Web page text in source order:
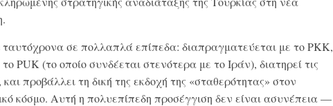
σε πολλαπλά επίπεδα: διαπραγματεύεται με το PKK,
PUK (το οποίο συνδέεται στενότερα με το Ιράν), διατηρεί τις
προβάλλει τη δική της εκδοχή της «σταθερότητας» στον
κόσμο. Αυτή η πολυεπίπεδη προσέγγιση δεν είναι ασυνέπεια —